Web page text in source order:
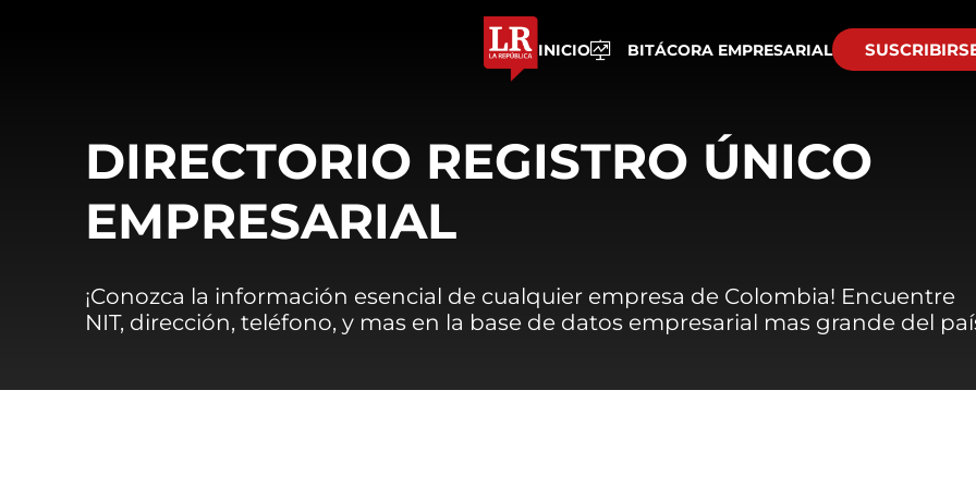
INICIO BITÁCORA EMPRESARIAL
DIRECTORIO REGISTRO ÚNICO
EMPRESARIAL
¡Conozca la información esencial de cualquier empresa de Colombia! Encuentre
NIT, dirección, teléfono, y mas en la base de datos empresarial mas grande del